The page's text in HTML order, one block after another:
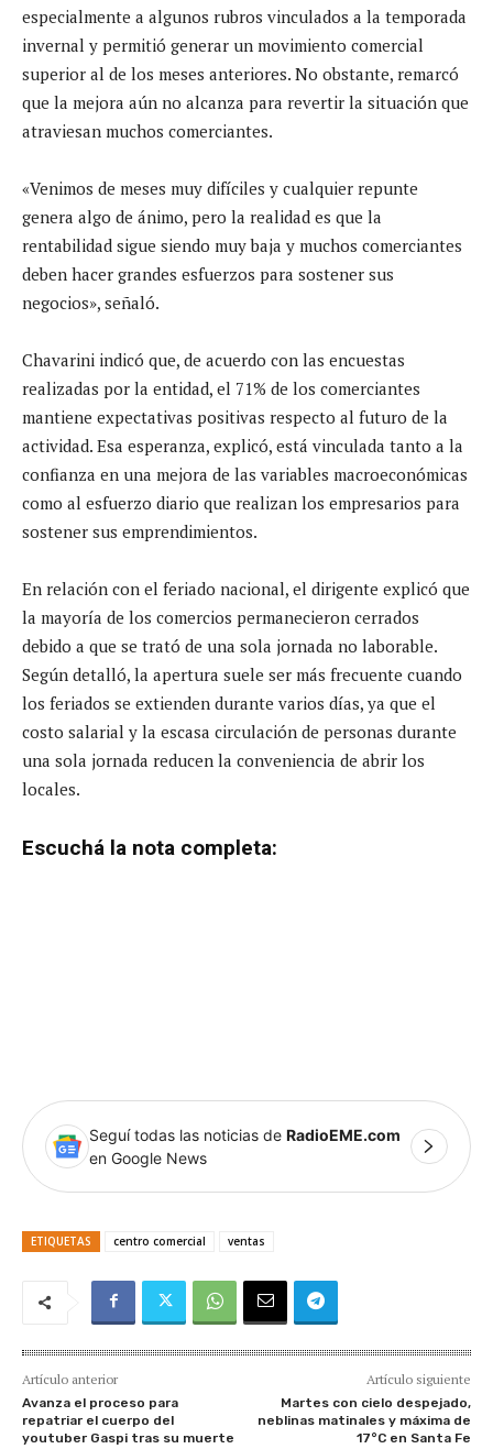
especialmente a algunos rubros vinculados a la temporada
invernal y permitió generar un movimiento comercial
superior al de los meses anteriores. No obstante, remarcó
que la mejora aún no alcanza para revertir la situación que
atraviesan muchos comerciantes.
«Venimos de meses muy difíciles y cualquier repunte
genera algo de ánimo, pero la realidad es que la
rentabilidad sigue siendo muy baja y muchos comerciantes
deben hacer grandes esfuerzos para sostener sus
negocios», señaló.
Chavarini indicó que, de acuerdo con las encuestas
realizadas por la entidad, el 71% de los comerciantes
mantiene expectativas positivas respecto al futuro de la
actividad. Esa esperanza, explicó, está vinculada tanto a la
confianza en una mejora de las variables macroeconómicas
como al esfuerzo diario que realizan los empresarios para
sostener sus emprendimientos.
En relación con el feriado nacional, el dirigente explicó que
la mayoría de los comercios permanecieron cerrados
debido a que se trató de una sola jornada no laborable.
Según detalló, la apertura suele ser más frecuente cuando
los feriados se extienden durante varios días, ya que el
costo salarial y la escasa circulación de personas durante
una sola jornada reducen la conveniencia de abrir los
locales.
Escuchá la nota completa:
Seguí todas las noticias de RadioEME.com
en Google News
ETIQUETAS centro comercial ventas
Artículo anterior
Avanza el proceso para
repatriar el cuerpo del
youtuber Gaspi tras su muerte
Artículo siguiente
Martes con cielo despejado,
neblinas matinales y máxima de
17°C en Santa Fe